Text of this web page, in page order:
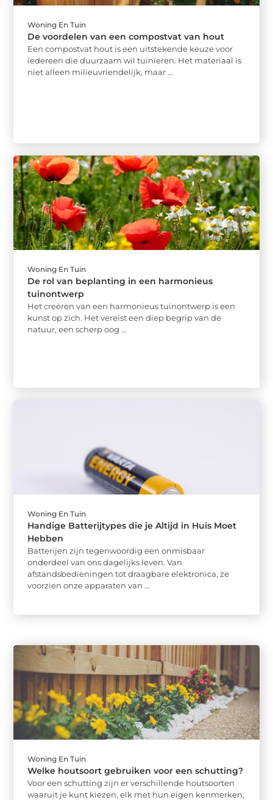
Woning En Tuin
De voordelen van een compostvat van hout
Een compostvat hout is een uitstekende keuze voor
iedereen die duurzaam wil tuinieren. Het materiaal is
niet alleen milieuvriendelijk, maar ...
Woning En Tuin
De rol van beplanting in een harmonieus
tuinontwerp
Het creëren van een harmonieus tuinontwerp is een
kunst op zich. Het vereist een diep begrip van de
natuur, een scherp oog ...
Woning En Tuin
Handige Batterijtypes die je Altijd in Huis Moet
Hebben
Batterijen zijn tegenwoordig een onmisbaar
onderdeel van ons dagelijks leven. Van
afstandsbedieningen tot draagbare elektronica, ze
voorzien onze apparaten van ...
Woning En Tuin
Welke houtsoort gebruiken voor een schutting?
Voor een schutting zijn er verschillende houtsoorten
waaruit je kunt kiezen, elk met hun eigen kenmerken,